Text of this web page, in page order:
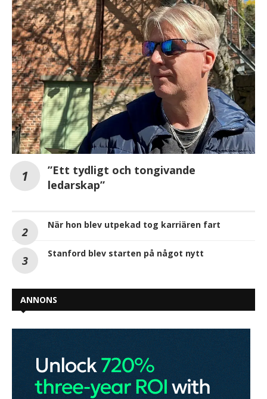
”Ett tydligt och tongivande
ledarskap”
När hon blev utpekad tog karriären fart
Stanford blev starten på något nytt
ANNONS